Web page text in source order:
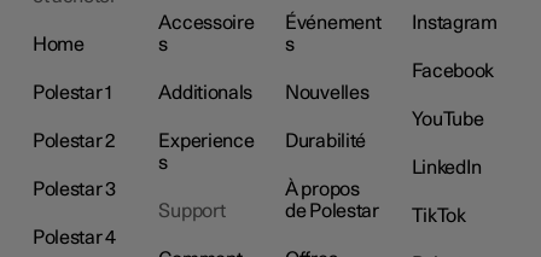
Home
Polestar 1
Polestar 2
Polestar 3
Polestar 4
Accessoire
s
Additionals
Experience
s
Support
Événement
s
Nouvelles
Durabilité
À propos
de Polestar
Instagram
Facebook
YouTube
LinkedIn
TikTok